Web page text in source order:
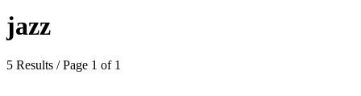
jazz
5 Results / Page 1 of 1